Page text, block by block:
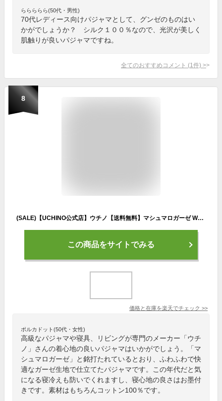
ららららら(50代・男性)
70代レディース向けパジャマとして、グンゼのものはい
かがでしょうか？ シルク１００％なので、光沢が美しく
肌触りが良いパジャマですね。
全てのおすすめコメント (1 件) >
8
(SALE)【UCHINO公式店】ウチノ【送料無料】マシュマロガーゼ Wストライプ レディースパジャマ｜内野 タオル 快眠パジャマ 婦人 綿100% 3重ガーゼ 前開き 長袖 敏感肌 やさしい 柔らか 速乾 保温 通気 吸湿 吸水 プレゼント ギフト 誕生日 母の日 プレゼント ラッピング
この商品をサイトでみる
価格と在庫を楽天でチェック >>
ポルカドット(50代・女性)
高級なパジャマや寝具、リビングが専門のメーカー「ウチ
ノ」さんの着心地の良いパジャマはいかがでしょう。「マ
シュマロガーゼ」と銘打たれているとおり、ふわふわで快
適なガーゼ生地で仕立てたパジャマです。この年代だと気
になる寝冷えも防いでくれますし、寝心地の良さはお墨付
きです。素材はもちろんコットン100％です。